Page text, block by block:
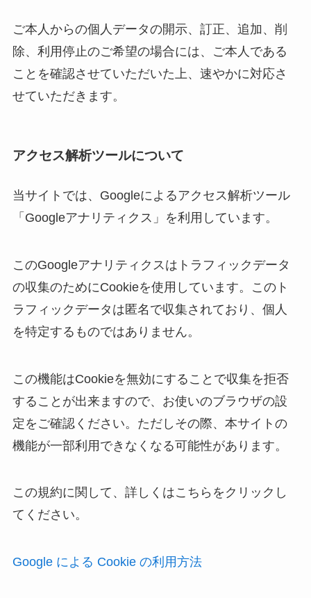
ご本人からの個人データの開示、訂正、追加、削
除、利用停止のご希望の場合には、ご本人である
ことを確認させていただいた上、速やかに対応さ
せていただきます。
アクセス解析ツールについて
当サイトでは、Googleによるアクセス解析ツール
「Googleアナリティクス」を利用しています。
このGoogleアナリティクスはトラフィックデータ
の収集のためにCookieを使用しています。このト
ラフィックデータは匿名で収集されており、個人
を特定するものではありません。
この機能はCookieを無効にすることで収集を拒否
することが出来ますので、お使いのブラウザの設
定をご確認ください。ただしその際、本サイトの
機能が一部利用できなくなる可能性があります。
この規約に関して、詳しくはこちらをクリックし
てください。
Google による Cookie の利用方法